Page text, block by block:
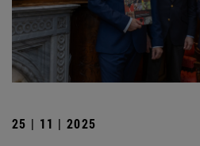
25 | 11 | 2025